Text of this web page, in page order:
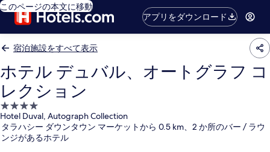
このページの本文に移動
アプリをダウンロード
宿泊施設をすべて表示
ホテル デュバル、オートグラフ コ
レクション
4.0
つ
星
Hotel Duval, Autograph Collection
タラハシー ダウンタウン マーケットから 0.5 km、2 か所のバー / ラウ
ンジがあるホテル